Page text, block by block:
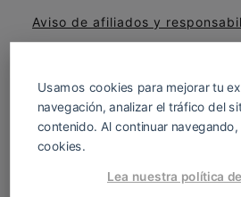
Aviso de afiliados y
Descubre cómo aplicar
en tu educación, negocio o
Usamos cookies para mejorar tu
navegación, analizar el tráfico del
contenido. Al continuar
cookies.
Lea nuestra política